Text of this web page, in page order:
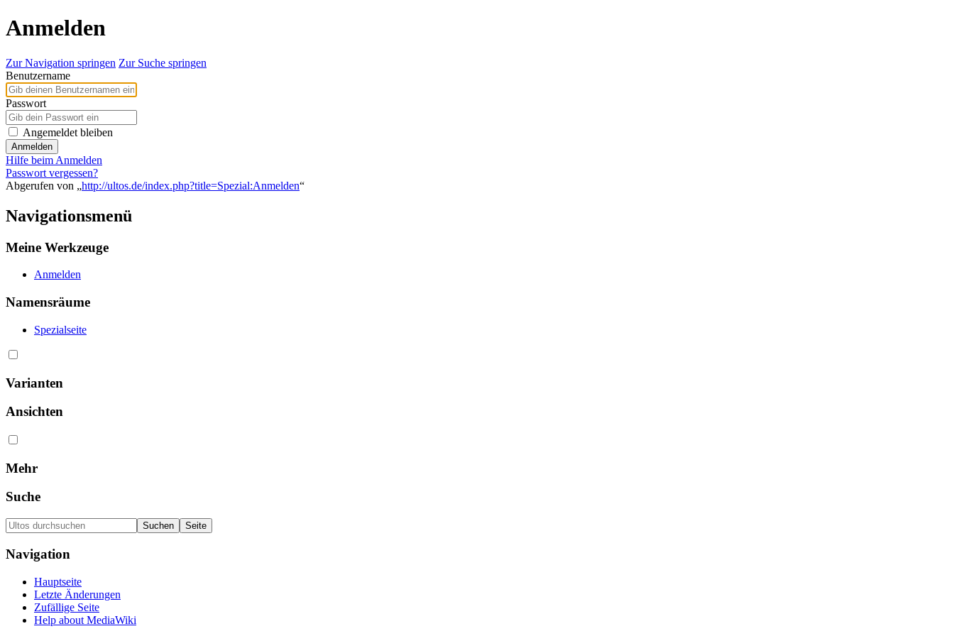
Anmelden
Zur Navigation springen Zur Suche springen
Benutzername
Passwort
Angemeldet bleiben
Anmelden
Hilfe beim Anmelden
Passwort vergessen?
Abgerufen von „http://ultos.de/index.php?title=Spezial:Anmelden“
Navigationsmenü
Meine Werkzeuge
Anmelden
Namensräume
Spezialseite
Varianten
Ansichten
Mehr
Suche
Navigation
Hauptseite
Letzte Änderungen
Zufällige Seite
Help about MediaWiki